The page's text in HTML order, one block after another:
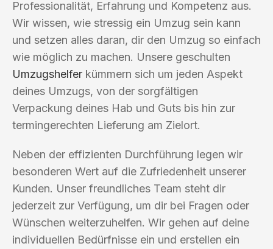
Professionalität, Erfahrung und Kompetenz aus.
Wir wissen, wie stressig ein Umzug sein kann
und setzen alles daran, dir den Umzug so einfach
wie möglich zu machen. Unsere geschulten
Umzugshelfer kümmern sich um jeden Aspekt
deines Umzugs, von der sorgfältigen
Verpackung deines Hab und Guts bis hin zur
termingerechten Lieferung am Zielort.
Neben der effizienten Durchführung legen wir
besonderen Wert auf die Zufriedenheit unserer
Kunden. Unser freundliches Team steht dir
jederzeit zur Verfügung, um dir bei Fragen oder
Wünschen weiterzuhelfen. Wir gehen auf deine
individuellen Bedürfnisse ein und erstellen ein